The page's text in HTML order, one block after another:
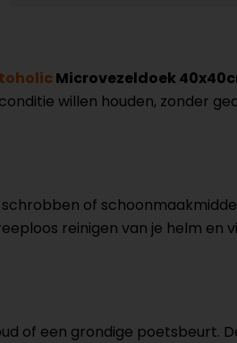
Microvezeldoek
willen houden, zonder
of
reinigen van je helm en
of een grondige poetsbeurt.